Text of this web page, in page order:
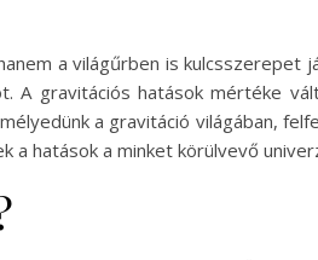
a világűrben is
A gravitációs hatások mértéke
a gravitáció világában,
a hatások a minket körülvevő